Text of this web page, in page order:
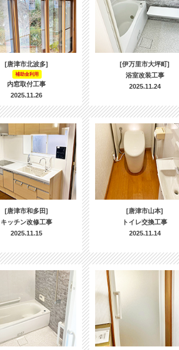
[唐津市北波多]
補助金利用
内窓取付工事
2025.11.26
[伊万里市大坪町]
浴室改装工事
2025.11.24
[唐津市和多田]
キッチン改修工事
2025.11.15
[唐津市山本]
トイレ交換工事
2025.11.14